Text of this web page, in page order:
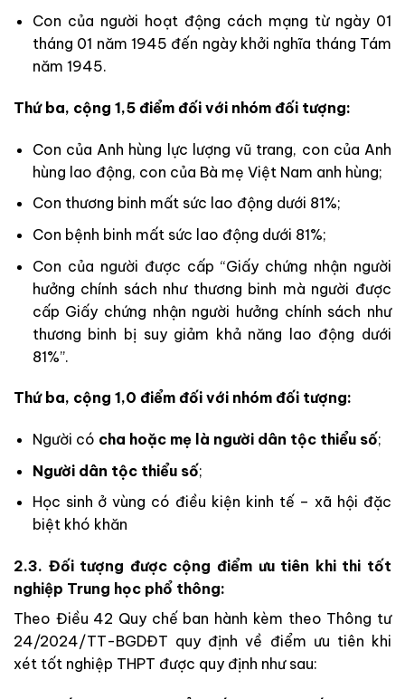
Con của người hoạt động cách mạng từ ngày 01
tháng 01 năm 1945 đến ngày khởi nghĩa tháng Tám
năm 1945.
Thứ ba, cộng 1,5 điểm đối với nhóm đối tượng:
Con của Anh hùng lực lượng vũ trang, con của Anh
hùng lao động, con của Bà mẹ Việt Nam anh hùng;
Con thương binh mất sức lao động dưới 81%;
Con bệnh binh mất sức lao động dưới 81%;
Con của người được cấp “Giấy chứng nhận người
hưởng chính sách như thương binh mà người được
cấp Giấy chứng nhận người hưởng chính sách như
thương binh bị suy giảm khả năng lao động dưới
81%”.
Thứ ba, cộng 1,0 điểm đối với nhóm đối tượng:
Người có cha hoặc mẹ là người dân tộc thiểu số;
Người dân tộc thiểu số;
Học sinh ở vùng có điều kiện kinh tế – xã hội đặc
biệt khó khăn
2.3. Đối tượng được cộng điểm ưu tiên khi thi tốt
nghiệp Trung học phổ thông:
Theo Điều 42 Quy chế ban hành kèm theo Thông tư
24/2024/TT-BGDĐT quy định về điểm ưu tiên khi
xét tốt nghiệp THPT được quy định như sau: